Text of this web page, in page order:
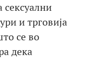
сексуални
и трговија
се во
дека